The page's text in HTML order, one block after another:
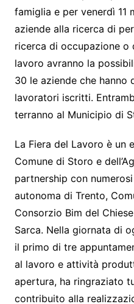
famiglia e per venerdì 11
aziende alla ricerca di
ricerca di occupazione o
lavoro avranno la
30 le aziende che hanno
lavoratori iscritti.
terranno al Municipio di
La Fiera del Lavoro è un
Comune di Storo e
partnership con
autonoma di Trento,
Consorzio Bim del
Sarca. Nella giornata di
il primo di tre
al lavoro e attività
apertura, ha ringraziato
contribuito alla